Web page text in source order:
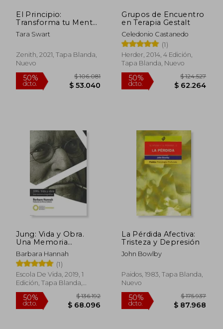
dcto. $ 45.998 dcto.
El Principio:
Transforma tu Mente
Para Atraer Cosas
Buenas a tu Vida
Tara Swart
Zenith, 2021, Tapa Blanda,
Nuevo
Grupos de Encuentro
en Terapia Gestalt
Celedonio Castanedo
(1)
Herder, 2014, 4 Edición,
Tapa Blanda, Nuevo
Jung: Vida y Obra.
Una Memoria
Biográfica: 2
(Confesiones)
Barbara Hannah
(1)
Escola De Vida, 2019, 1
Edición, Tapa Blanda,
Nuevo
La Pérdida Afectiva:
Tristeza y Depresión
John Bowlby
Paidos, 1983, Tapa Blanda,
Nuevo